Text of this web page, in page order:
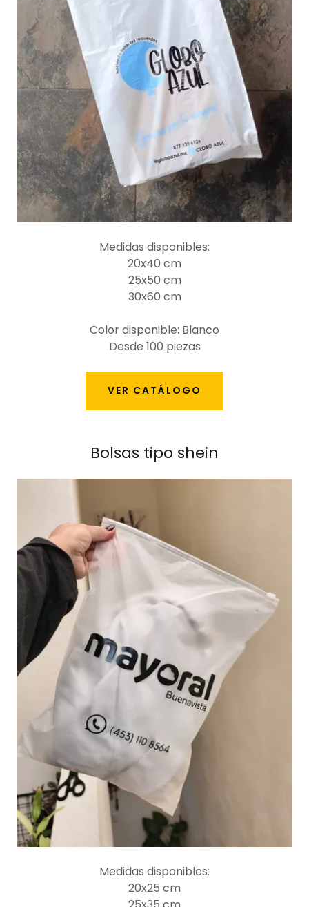
Medidas disponibles:
20x40 cm
25x50 cm
30x60 cm
Color disponible: Blanco
Desde 100 piezas
VER CATÁLOGO
Bolsas tipo shein
Medidas disponibles:
20x25 cm